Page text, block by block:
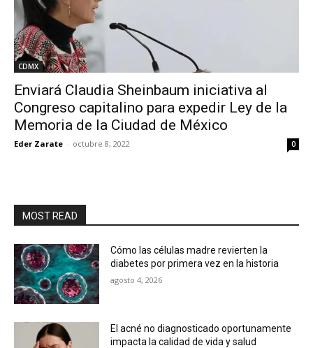
CDMX
Enviará Claudia Sheinbaum iniciativa al
Congreso capitalino para expedir Ley de la
Memoria de la Ciudad de México
Eder Zarate - octubre 8, 2022 0
MOST READ
Cómo las células madre revierten la
diabetes por primera vez en la historia
agosto 4, 2026
El acné no diagnosticado oportunamente
impacta la calidad de vida y salud